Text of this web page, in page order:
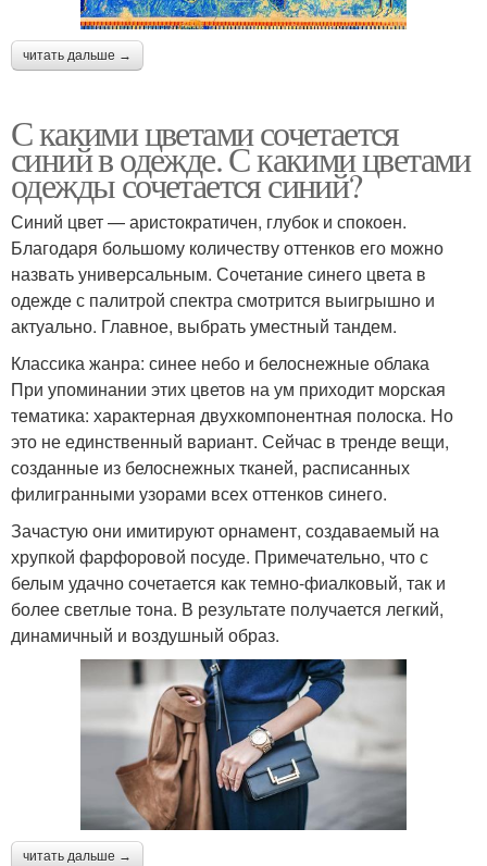
читать дальше →
С какими цветами сочетается
синий в одежде. С какими цветами
одежды сочетается синий?
Синий цвет — аристократичен, глубок и спокоен.
Благодаря большому количеству оттенков его можно
назвать универсальным. Сочетание синего цвета в
одежде с палитрой спектра смотрится выигрышно и
актуально. Главное, выбрать уместный тандем.
Классика жанра: синее небо и белоснежные облака
При упоминании этих цветов на ум приходит морская
тематика: характерная двухкомпонентная полоска. Но
это не единственный вариант. Сейчас в тренде вещи,
созданные из белоснежных тканей, расписанных
филигранными узорами всех оттенков синего.
Зачастую они имитируют орнамент, создаваемый на
хрупкой фарфоровой посуде. Примечательно, что с
белым удачно сочетается как темно-фиалковый, так и
более светлые тона. В результате получается легкий,
динамичный и воздушный образ.
читать дальше →